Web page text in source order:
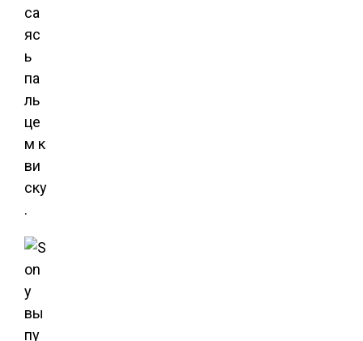
са
яс
ь
па
ль
це
м к
ви
ску
.